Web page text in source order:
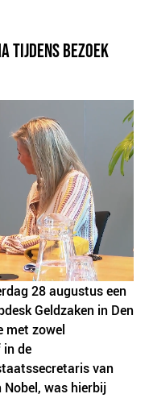
TIJDENS BEZOEK
28 augustus een
Geldzaken in Den
met zowel
in de
van
was hierbij